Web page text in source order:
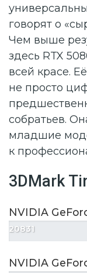
говорят о
Чем выше
здесь RTX
всей красе.
не просто
собратьев.
младшие
к
3DMark
NVIDIA
20831
NVIDIA